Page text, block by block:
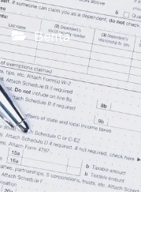
Berita